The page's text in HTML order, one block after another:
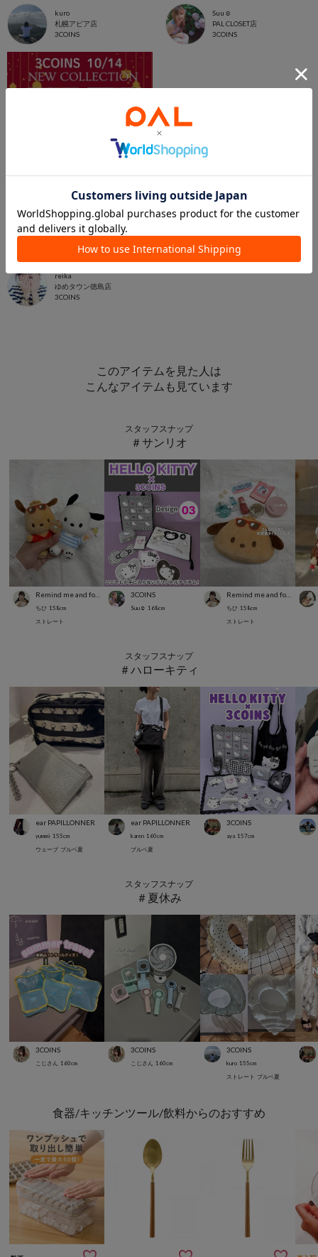
kuro
札幌アピア店
3COINS
Suu☺︎
PAL CLOSET店
3COINS
reika
ゆめタウン徳島店
3COINS
このアイテムを見た人は
こんなアイテムも見ています
スタッフスナップ
＃サンリオ
ちひ 158cm
ストレート
3COINS
Suu☺︎ 168cm
Remind me and forever
ちひ 158cm
ストレート
スタッフスナップ
＃ハローキティ
ear PAPILLONNER
yummi 155cm
ウェーブ ブルベ夏
ear PAPILLONNER
karen 160cm
ブルベ夏
3COINS
aya 157cm
スタッフスナップ
＃夏休み
3COINS
こじさん 160cm
3COINS
こじさん 160cm
3COINS
kuro 155cm
ストレート ブルベ夏
食器/キッチンツール/飲料からのおすすめ